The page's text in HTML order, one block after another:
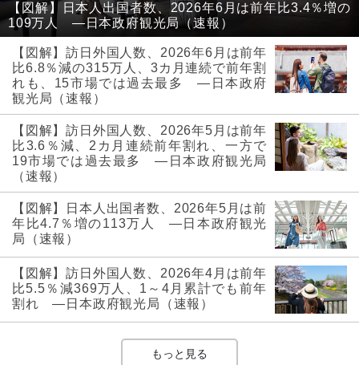
【図解】日本人出国者数、2026年6月は前年比3.4％増の
109万人 ―日本政府観光局（速報）
【図解】訪日外国人数、2026年6月は前年
比6.8％減の315万人、3カ月連続で前年割
れも、15市場では過去最多 ―日本政府
観光局（速報）
【図解】訪日外国人数、2026年5月は前年
比3.6％減、2カ月連続前年割れ、一方で
19市場では過去最多 ―日本政府観光局
（速報）
【図解】日本人出国者数、2026年5月は前
年比4.7％増の113万人 ―日本政府観光
局（速報）
【図解】訪日外国人数、2026年4月は前年
比5.5％減369万人、1～4月累計でも前年
割れ ―日本政府観光局（速報）
もっと見る